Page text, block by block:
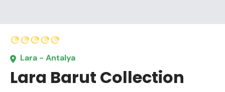
Lara - Antalya
Lara Barut Collection